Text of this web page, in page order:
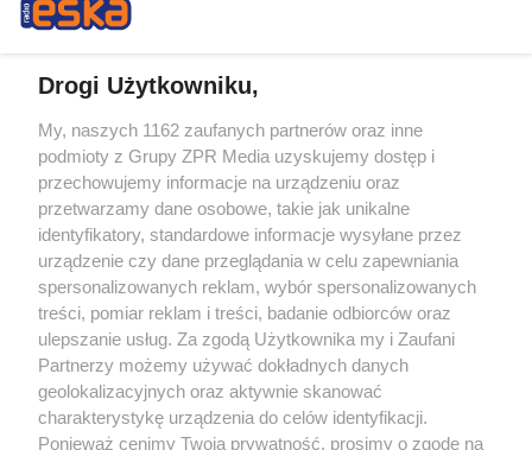
Żaden utwór zamieszczony w serwisie nie może być powielany i
rozpowszechniany lub dalej rozpowszechniany w jakikolwiek sposób (w
tym także elektroniczny lub mechaniczny) na jakimkolwiek polu
eksploatacji w jakiejkolwiek formie, włącznie z umieszczaniem w Internecie
bez pisemnej zgody właściciela praw. Jakiekolwiek użycie lub
wykorzystanie utworów w całości lub w części z naruszeniem prawa, tzn.
bez właściwej zgody, jest zabronione pod groźbą kary i może być ścigane
prawnie.
O nas
Drogi Użytkowniku,
My, naszych 1162 zaufanych partnerów oraz inne
podmioty z Grupy ZPR Media uzyskujemy dostęp i
przechowujemy informacje na urządzeniu oraz
przetwarzamy dane osobowe, takie jak unikalne
identyfikatory, standardowe informacje wysyłane przez
urządzenie czy dane przeglądania w celu zapewniania
spersonalizowanych reklam, wybór spersonalizowanych
treści, pomiar reklam i treści, badanie odbiorców oraz
ulepszanie usług. Za zgodą Użytkownika my i Zaufani
Partnerzy możemy używać dokładnych danych
geolokalizacyjnych oraz aktywnie skanować
charakterystykę urządzenia do celów identyfikacji.
Ponieważ cenimy Twoją prywatność, prosimy o zgodę na